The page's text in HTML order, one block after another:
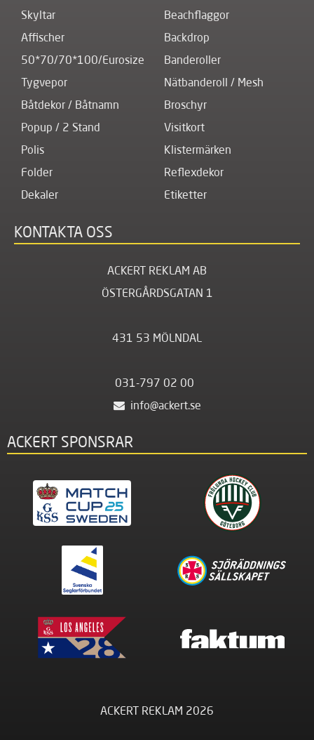
Skyltar
Beachflaggor
Affischer
Backdrop
50*70/70*100/Eurosize
Banderoller
Tygvepor
Nätbanderoll / Mesh
Båtdekor / Båtnamn
Broschyr
Popup / 2 Stand
Visitkort
Polis
Klistermärken
Folder
Reflexdekor
Dekaler
Etiketter
KONTAKTA OSS
ACKERT REKLAM AB
ÖSTERGÅRDSGATAN 1
431 53 MÖLNDAL
031-797 02 00
info@ackert.se
ACKERT SPONSRAR
ACKERT REKLAM 2026